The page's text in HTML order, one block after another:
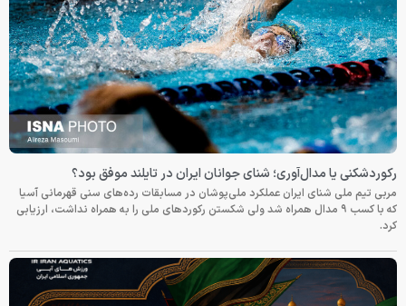
رکوردشکنی یا مدال‌آوری؛ شنای جوانان ایران در تایلند موفق بود؟
مربی تیم ملی شنای ایران عملکرد ملی‌پوشان در مسابقات رده‌های سنی قهرمانی آسیا
که با کسب ۹ مدال همراه شد ولی شکستن رکوردهای ملی را به همراه نداشت، ارزیابی
کرد.